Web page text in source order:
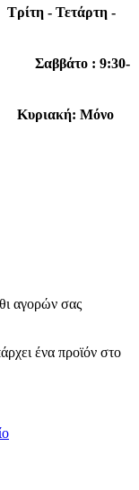
- Τετάρτη -
Σαββάτο : 9:30-
αγορών σας
ένα προϊόν στο